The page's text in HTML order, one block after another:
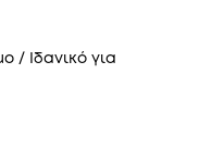
/ Ιδανικό για